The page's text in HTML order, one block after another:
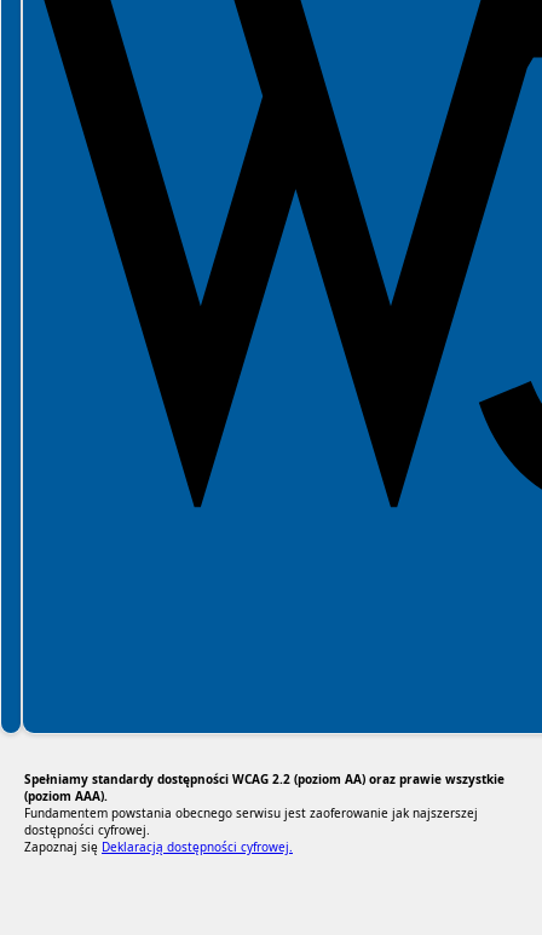
Spełniamy standardy dostępności WCAG 2.2 (poziom AA) oraz prawie wszystkie
(poziom AAA).
Fundamentem powstania obecnego serwisu jest zaoferowanie jak najszerszej
dostępności cyfrowej.
Zapoznaj się Deklaracją dostępności cyfrowej.